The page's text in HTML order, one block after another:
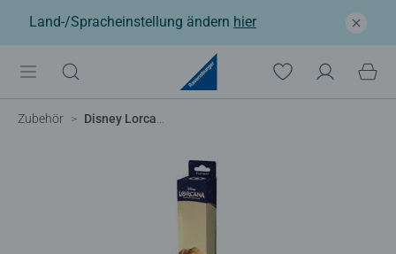
Land-/Spracheinstellung ändern hier
Zubehör Disney Lorcana TCG: Unbekannte Wildnis - Spielmatte Rapunzel